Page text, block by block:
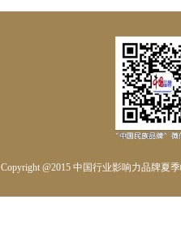
Copyright @2015 中国行业影响力品牌夏